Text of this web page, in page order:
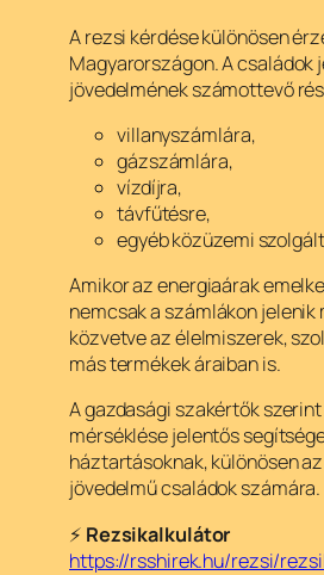
A rezsi kérdése különösen
Magyarországon. A családok
jövedelmének számottevő
villanyszámlára,
gázszámlára,
vízdíjra,
távfűtésre,
egyéb közüzemi
Amikor az energiaárak
nemcsak a számlákon jelenik
közvetve az élelmiszerek,
más termékek áraiban is.
A gazdasági szakértők
mérséklése jelentős
háztartásoknak, különösen
jövedelmű családok számára.
⚡ Rezsikalkulátor
https://rsshirek.hu/rezsi/